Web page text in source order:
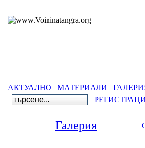
АКТУАЛНО МАТЕРИАЛИ
Галерия